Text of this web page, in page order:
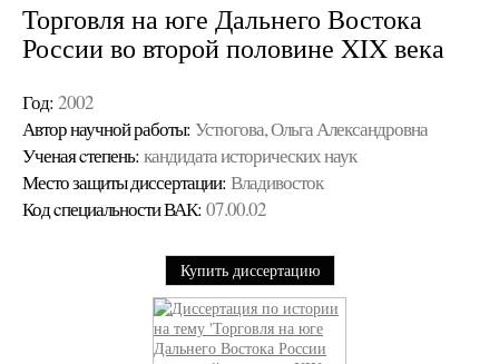
Торговля на юге Дальнего Востока
России во второй половине XIX века
Год: 2002
Автор научной работы: Устюгова, Ольга Александровна
Ученая cтепень: кандидата исторических наук
Место защиты диссертации: Владивосток
Код cпециальности ВАК: 07.00.02
Купить диссертацию